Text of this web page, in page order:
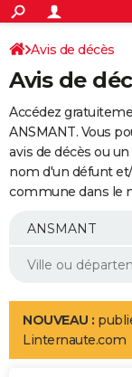
ACTUALITÉS
Politique
Société
Faits Divers
Education
Monde
Villes
+
SPORT
Coupe du monde
Football
Tennis
Cyclisme
Rugby
Forum
Programme TV
TNT
Streaming
Cinéma
Sorties cinéma
Musique
+
FINANCE
Retraite
Epargne
Immobilier
Risques naturels par
Banque
Assurance
AUTO
Essais
Réserver un essai
Citadines
Berlines
SUV
Forum auto
+
Mobiles
Meilleur smartphone
Internet
Ordinateurs
Jeux vidéo
Guide high-tech
Aménagement intérieur
LIFESTYLE
Art de vivre
Bien-être
Loisirs
Mode
Modes de vie
Avis de décès
Avis de
Accédez
ANSMANT. Vous
avis de décès ou
nom d'un défunt
commune dans le
NOUVEAU :
Linternaute.com